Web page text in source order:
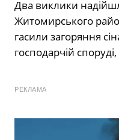
Два виклики
Житомирського
гасили загоряння
господарчій
РЕКЛАМА